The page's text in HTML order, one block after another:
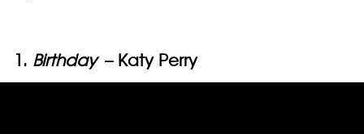
1. Birthday– Katy Perry